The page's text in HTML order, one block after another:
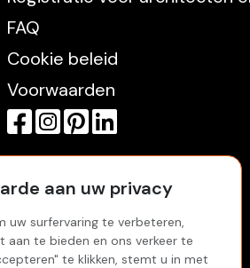
FAQ
Cookie beleid
Voorwaarden
aan uw privacy
uw surfervaring te verbeteren,
aan te bieden en ons verkeer te
te klikken, stemt u in met